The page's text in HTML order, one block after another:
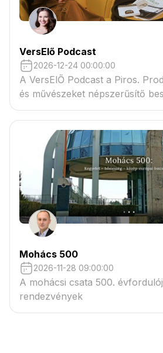
VersElő Podcast
2026-12-24 00:00:00
A VersElŐ Podcast a Piros.
és művészeket népszerűsítő
Mohács 500
2026-11-28 09:00:00
A mohácsi csata 500.
rendezvények